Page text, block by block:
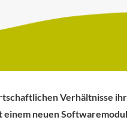
Verhältnisse
einem neuen